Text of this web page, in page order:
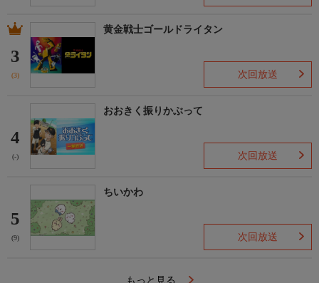
3
(3)
黄金戦士ゴールドライタン
次回放送
4
(-)
おおきく振りかぶって
次回放送
5
(9)
ちいかわ
次回放送
もっと見る